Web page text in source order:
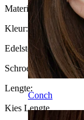
Conch
Materiaal:
Titanium
Kleur:
Zilverkleurig
Edelsteen kleur:
Schroefdraad dikte:
Lengte:
Kies Lengte